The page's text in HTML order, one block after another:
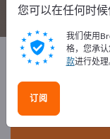
1
Exportpages 办
在
需求 – 供應 – 二
您可以在任何时候
我们使用
格，您承
款进行处理
订阅